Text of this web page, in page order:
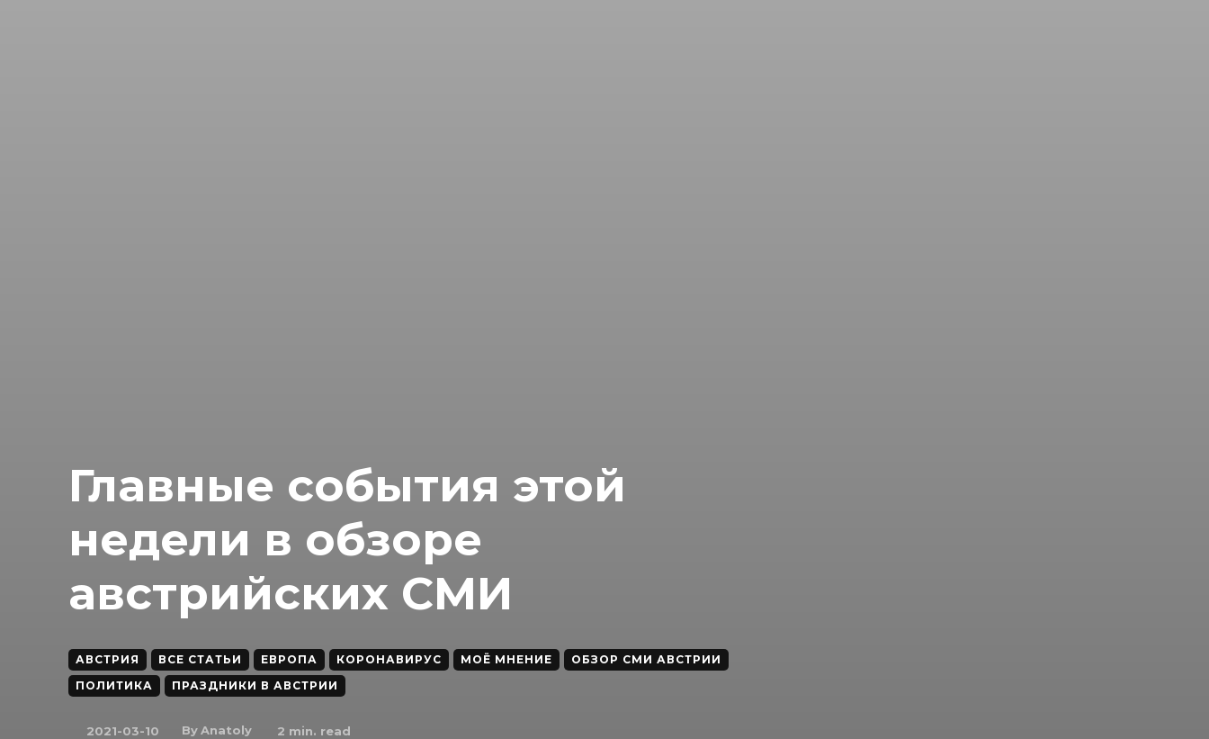
Главные события этой
недели в обзоре
австрийских СМИ
АВСТРИЯ ВСЕ СТАТЬИ ЕВРОПА КОРОНАВИРУС МОЁ МНЕНИЕ
ОБЗОР СМИ АВСТРИИ
ПОЛИТИКА
ПРАЗДНИКИ В АВСТРИИ
2021-03-10 ByAnatoly 2 min. read